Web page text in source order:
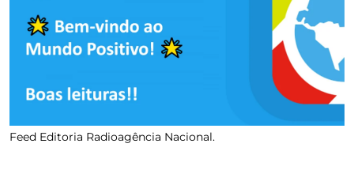
Feed Editoria Radioagência Nacional.